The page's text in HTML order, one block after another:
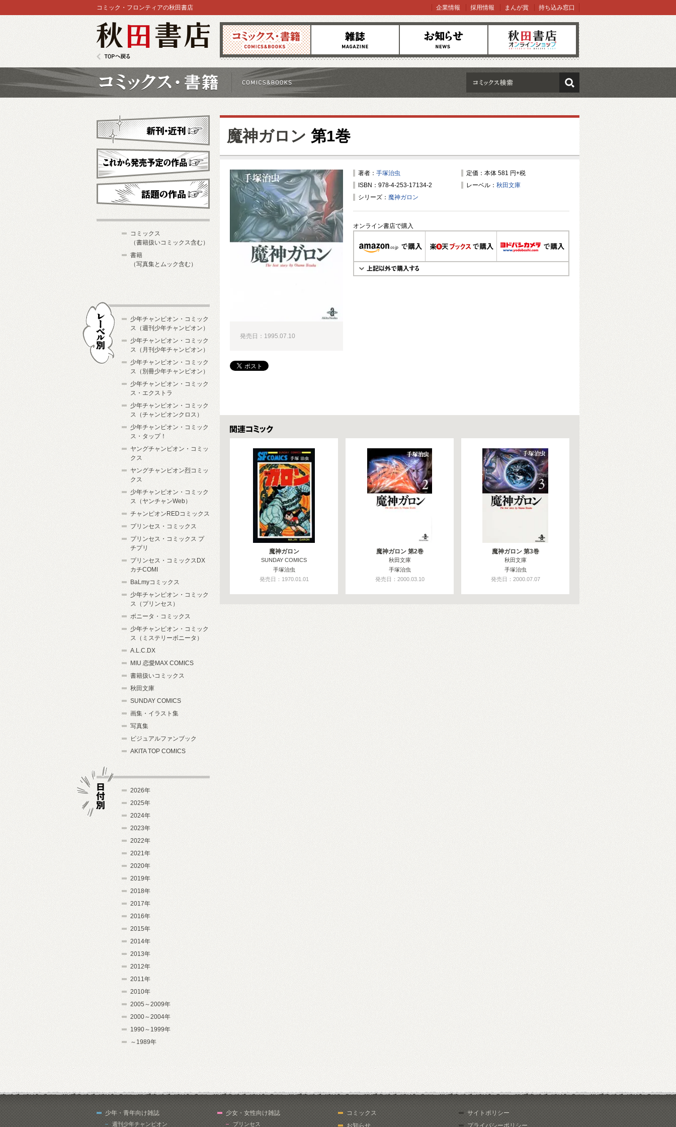
コミックス 雑誌 お知らせ オンラインショップ
コミック・フロンティアの秋田書店 企業情報 採用情報 まんが賞 持ち込み窓口
検索
魔神ガロン 第1巻
著者： 手塚治虫
定価：本体 581 円+税
ISBN：978-4-253-17134-2
レーベル： 秋田文庫
シリーズ： 魔神ガロン
オンライン書店で購入
発売日：1995.07.10
関連コミックス
魔神ガロン
SUNDAY COMICS
手塚治虫
発売日：1970.01.01
魔神ガロン 第2巻
秋田文庫
手塚治虫
発売日：2000.03.10
魔神ガロン 第3巻
秋田文庫
手塚治虫
発売日：2000.07.07
新刊・近刊
これから発売予定
コミックス
（書籍扱いコミックス含む）
書籍
（写真集とムック含む）
少年チャンピオン・コミック
ス（週刊少年チャンピオン）
少年チャンピオン・コミック
ス（月刊少年チャンピオン）
少年チャンピオン・コミック
ス（別冊少年チャンピオン）
少年チャンピオン・コミック
ス・エクストラ
少年チャンピオン・コミック
ス（チャンピオンクロス）
少年チャンピオン・コミック
ス・タップ！
ヤングチャンピオン・コミッ
クス
ヤングチャンピオン烈コミッ
クス
少年チャンピオン・コミック
ス（ヤンチャンWeb）
チャンピオンREDコミックス
プリンセス・コミックス
プリンセス・コミックス プ
チプリ
プリンセス・コミックスDX
カチCOMI
BaLmyコミックス
少年チャンピオン・コミック
ス（プリンセス）
ボニータ・コミックス
少年チャンピオン・コミック
ス（ミステリーボニータ）
A.L.C.DX
MIU 恋愛MAX COMICS
書籍扱いコミックス
秋田文庫
SUNDAY COMICS
画集・イラスト集
写真集
ビジュアルファンブック
AKITA TOP COMICS
2026年
2025年
2024年
2023年
2022年
2021年
2020年
2019年
2018年
2017年
2016年
2015年
2014年
2013年
2012年
2011年
2010年
2005～2009年
2000～2004年
1990～1999年
～1989年
少年・青年向け雑誌
週刊少年チャンピオン
少女・女性向け雑誌
プリンセス
コミックス
お知らせ
サイトポリシー
プライバシーポリシー